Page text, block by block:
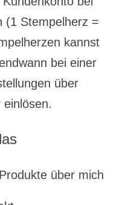
(1 Stempelherz =
kannst
bei einer
über
über mich